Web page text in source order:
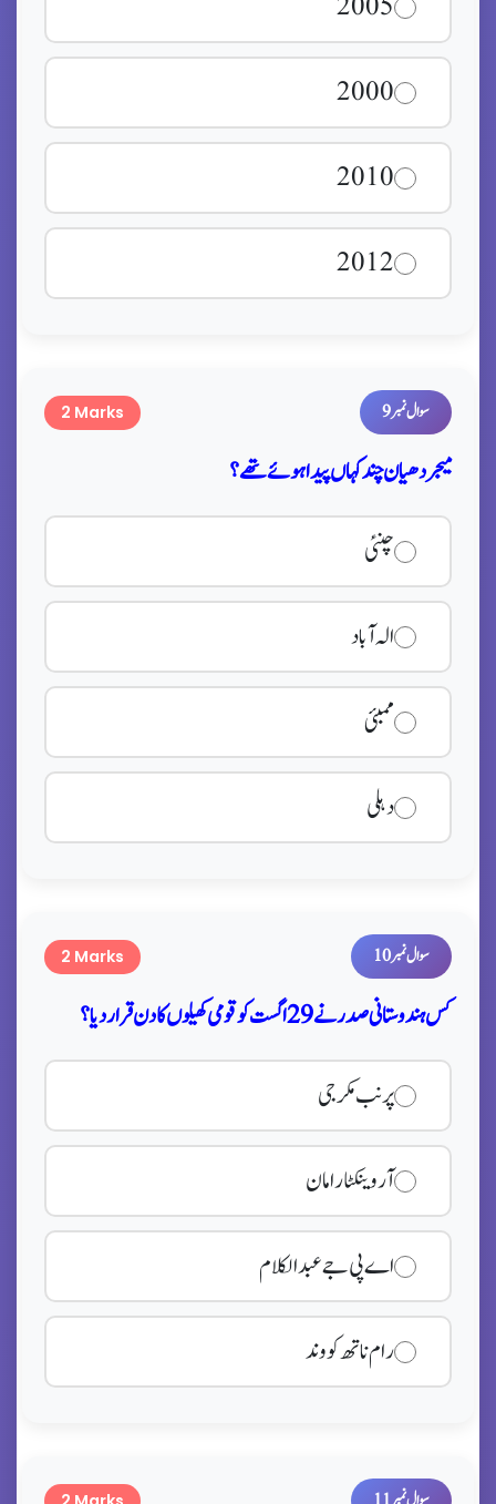
2000
2010
2012
2 Marks سوال نمبر 9
میجر دھیان چند کہاں پیدا ہوئے تھے؟
چنئی
الہ آباد
ممبئی
دہلی
2 Marks سوال نمبر 10
کس ہندوستانی صدر نے 29 اگست کو قومی کھیلوں کا دن قرار دیا؟
پرنب مکرجی
آر وینکٹارامان
اے پی جے عبد الکلام
رام ناتھ کووند